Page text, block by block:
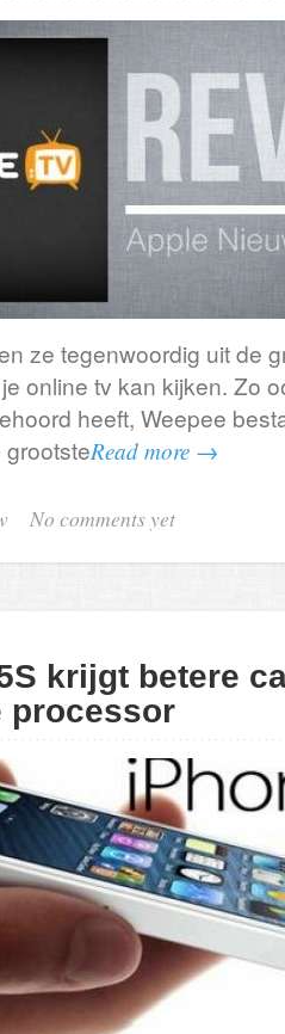
ze tegenwoordig uit de
online tv kan kijken. Zo
heeft, Weepee
Read more →
No comments yet
krijgt betere
processor